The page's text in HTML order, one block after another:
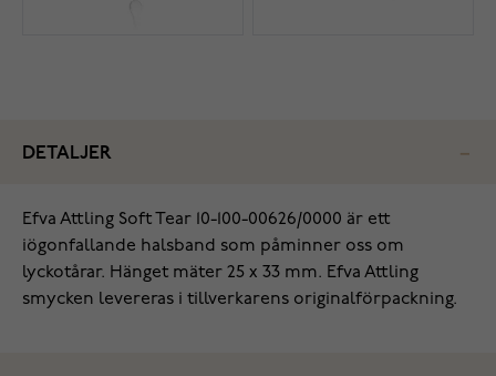
DETALJER
Efva Attling Soft Tear 10-100-00626/0000 är ett
iögonfallande halsband som påminner oss om
lyckotårar. Hänget mäter 25 x 33 mm. Efva Attling
smycken levereras i tillverkarens originalförpackning.